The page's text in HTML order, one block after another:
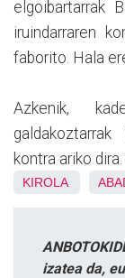
elgoibartarrak
iruindarraren
faborito. Hala
Azkenik,
kontra ariko
KIROLA
izatea da,